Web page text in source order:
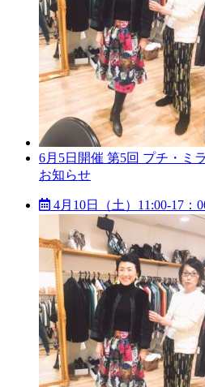
6月5日開催 第5回 プチ・
お知らせ
4月10日（土）11:00-17：